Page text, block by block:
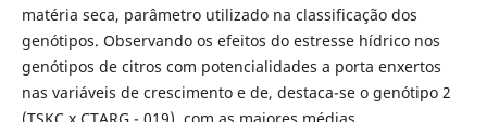
matéria seca, parâmetro utilizado na classificação dos
genótipos. Observando os efeitos do estresse hídrico nos
genótipos de citros com potencialidades a porta enxertos
nas variáveis de crescimento e de, destaca-se o genótipo 2